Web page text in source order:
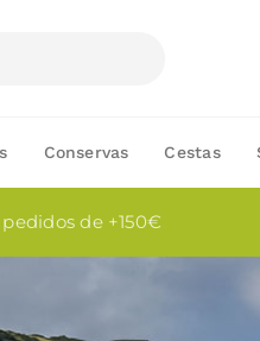
Conservas Cestas
pedidos de +150€